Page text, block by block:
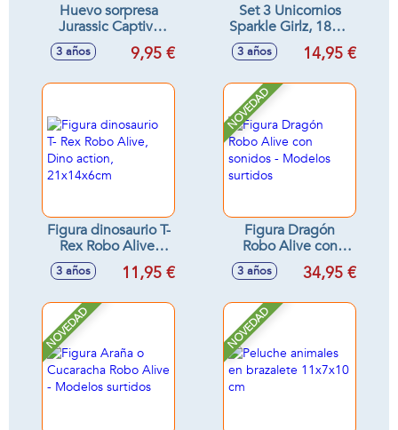
Huevo sorpresa
Jurassic Captivz
Edición
incubadora, con
3 años 9,95 €
Set 3 Unicornios
Sparkle Girlz, 18cm
(grande) y 11 cm
(pequeños)
3 años 14,95 €
Figura dinosaurio T-
Rex Robo Alive,
Dino action,
21x14x6cm
3 años 11,95 €
NOVEDAD
Figura Dragón
Robo Alive con
sonidos - Modelos
surtidos
3 años 34,95 €
NOVEDAD NOVEDAD